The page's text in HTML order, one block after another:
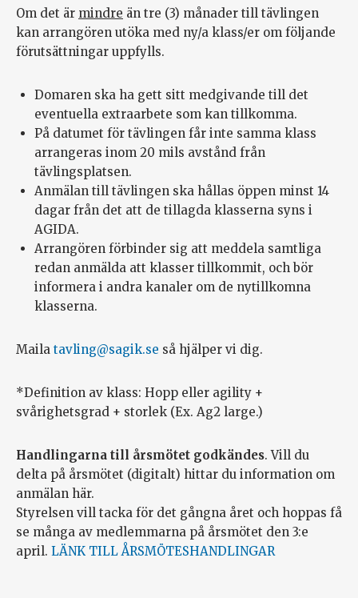
Om det är mindre än tre (3) månader till tävlingen
kan arrangören utöka med ny/a klass/er om följande
förutsättningar uppfylls.
Domaren ska ha gett sitt medgivande till det
eventuella extraarbete som kan tillkomma.
På datumet för tävlingen får inte samma klass
arrangeras inom 20 mils avstånd från
tävlingsplatsen.
Anmälan till tävlingen ska hållas öppen minst 14
dagar från det att de tillagda klasserna syns i
AGIDA.
Arrangören förbinder sig att meddela samtliga
redan anmälda att klasser tillkommit, och bör
informera i andra kanaler om de nytillkomna
klasserna.
Maila tavling@sagik.se så hjälper vi dig.
*Definition av klass: Hopp eller agility +
svårighetsgrad + storlek (Ex. Ag2 large.)
Handlingarna till årsmötet godkändes. Vill du
delta på årsmötet (digitalt) hittar du information om
anmälan här.
Styrelsen vill tacka för det gångna året och hoppas få
se många av medlemmarna på årsmötet den 3:e
april. LÄNK TILL ÅRSMÖTESHANDLINGAR